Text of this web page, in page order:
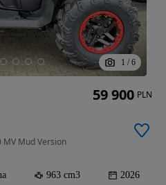
1 / 6
MV Mud Version
963 cm3 2026
59 900 PLN